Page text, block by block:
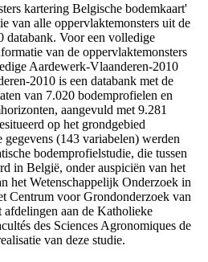
kartering Belgische bodemkaart'
van alle oppervlaktemonsters uit de
databank. Voor een volledige
van de oppervlaktemonsters
Aardewerk-Vlaanderen-2010
2010 is een databank met de
van 7.020 bodemprofielen en
aangevuld met 9.281
op het grondgebied
(143 variabelen) werden
bodemprofielstudie, die tussen
in België, onder auspiciën van het
het Wetenschappelijk Onderzoek in
Centrum voor Grondonderzoek van
aan de Katholieke
des Sciences Agronomiques de
van deze studie.